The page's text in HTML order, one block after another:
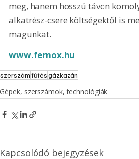
meg, hanem hosszú távon
alkatrész-csere költségektől is
magunkat.
www.fernox.hu
szerszámfűtésgázkazán
Gépek, szerszámok, technológiák
Kapcsolódó bejegyzések